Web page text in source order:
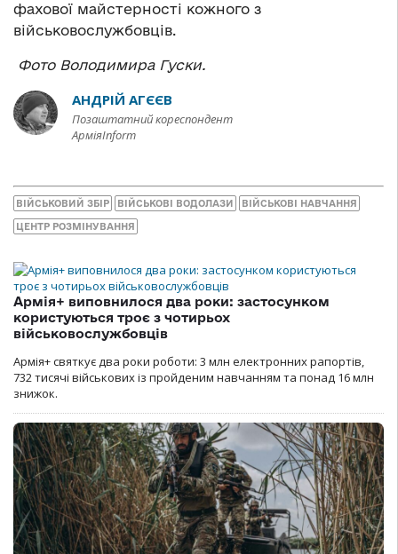
фахової майстерності кожного з
військовослужбовців.
Фото Володимира Гуски.
АНДРІЙ АГЄЄВ
Позаштатний кореспондент
АрміяInform
ВІЙСЬКОВИЙ ЗБІР ВІЙСЬКОВІ ВОДОЛАЗИ ВІЙСЬКОВІ НАВЧАННЯ
ЦЕНТР РОЗМІНУВАННЯ
Армія+ виповнилося два роки: застосунком
користуються троє з чотирьох
військовослужбовців
Армія+ святкує два роки роботи: 3 млн електронних рапортів,
732 тисячі військових із пройденим навчанням та понад 16 млн
знижок.